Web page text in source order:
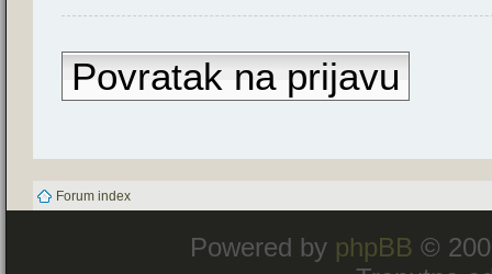
Povratak na prijavu
Forum index
Powered by phpBB ©